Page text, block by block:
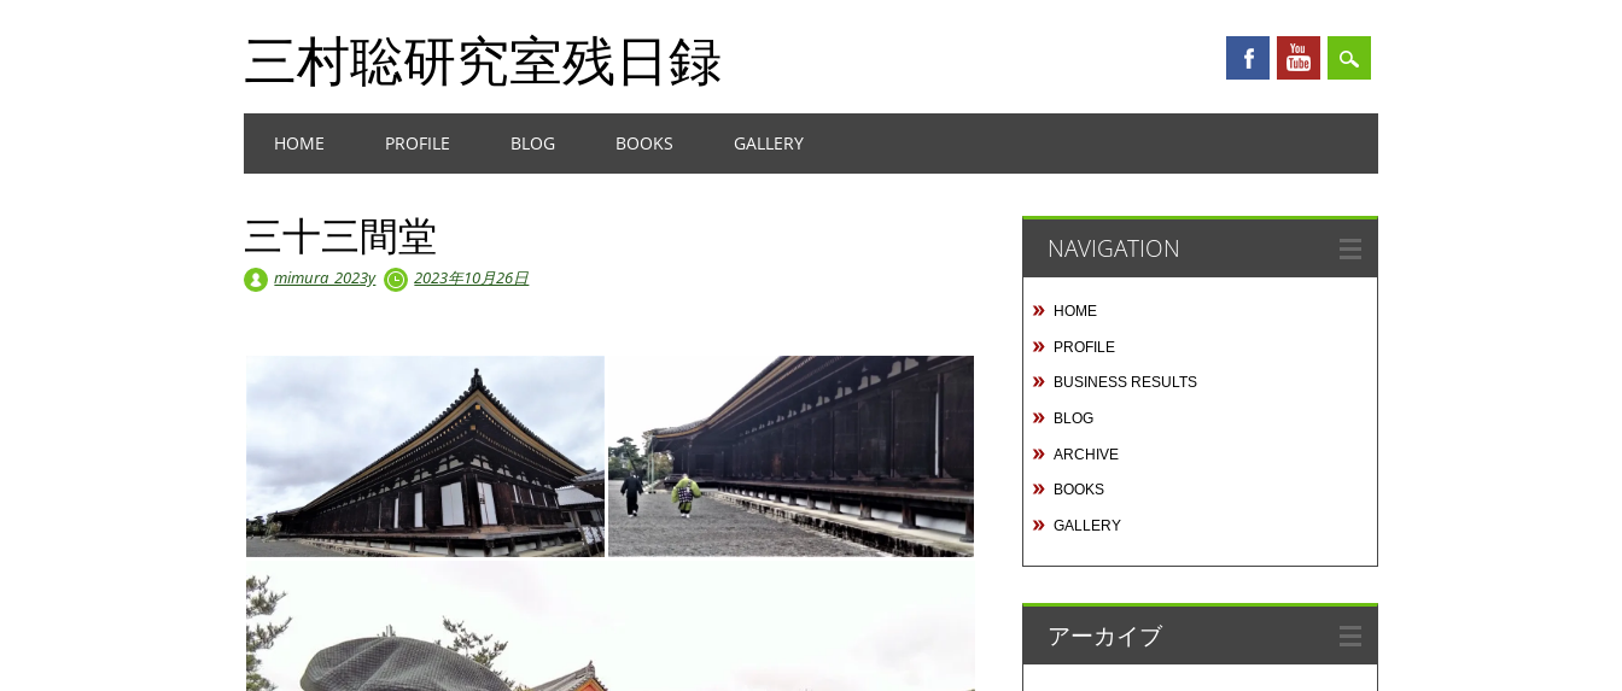
三村聡研究室残日録
Main menu
HOME PROFILE BLOG BOOKS GALLERY
三十三間堂
mimura_2023y 2023年10月26日
NAVIGATION
HOME
PROFILE
BUSINESS RESULTS
BLOG
ARCHIVE
BOOKS
GALLERY
アーカイブ